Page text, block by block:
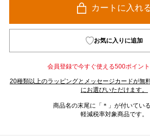
カートに入れ
お気に入りに追加
会員登録で今すぐ使える500ポイン
20種類以上のラッピングとメッセージカードが無
にお選びいただけます。
商品名の末尾に「＊」が付いている
軽減税率対象商品です。